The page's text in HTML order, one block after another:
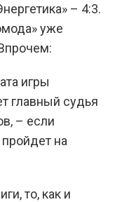
– 4:3.
уже
игры
главный судья
– если
на
то, как и